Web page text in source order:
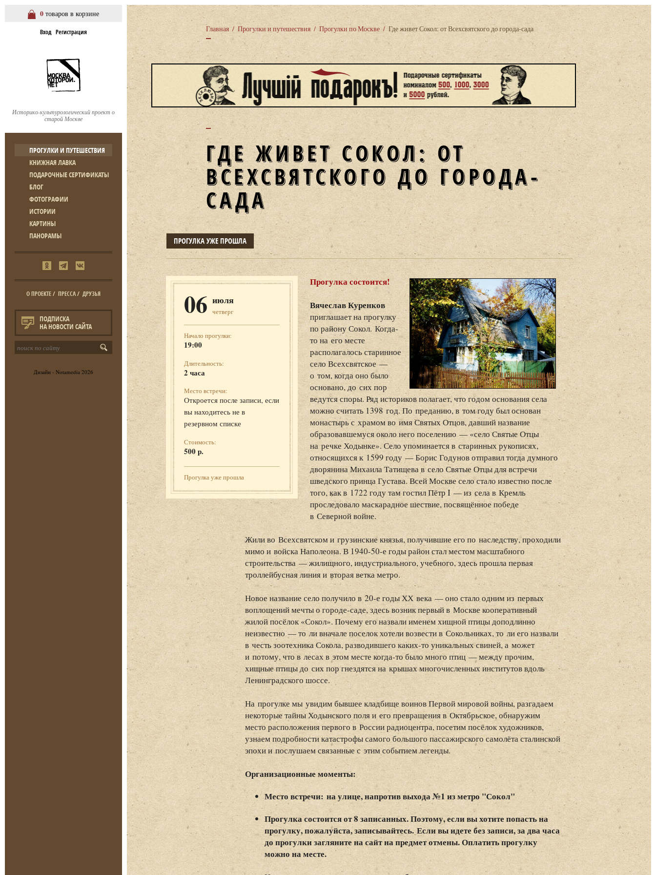
0 товаров в корзине
Вход Регистрация
Историко-культурологический проект о
старой Москве
ПРОГУЛКИ И ПУТЕШЕСТВИЯ
КНИЖНАЯ ЛАВКА
ПОДАРОЧНЫЕ СЕРТИФИКАТЫ
БЛОГ
ФОТОГРАФИИ
ИСТОРИИ
КАРТИНЫ
ПАНОРАМЫ
О ПРОЕКТЕ/ ПРЕССА/ ДРУЗЬЯ
ПОДПИСКА
НА НОВОСТИ САЙТА
Дизайн - Notamedia 2026
Главная / Прогулки и путешествия / Прогулки по Москве / Где живет Сокол: от Всехсвятского до города-сада
ГДЕ ЖИВЕТ СОКОЛ: ОТ
ВСЕХСВЯТСКОГО ДО ГОРОДА-
САДА
ПРОГУЛКА УЖЕ ПРОШЛА
06 июля
четверг
Начало прогулки:
19:00
Длительность:
2 часа
Место встречи:
Откроется после записи, если
вы находитесь не в
резервном списке
Стоимость:
500 р.
Прогулка уже прошла
Прогулка состоится!
Вячеслав Куренков
приглашает на прогулку
по району Сокол. Когда-
то на его месте
располагалось старинное
село Всехсвятское —
о том, когда оно было
основано, до сих пор
ведутся споры. Ряд историков полагает, что годом основания села
можно считать 1398 год. По преданию, в том году был основан
монастырь с храмом во имя Святых Отцов, давший название
образовавшемуся около него поселению — «село Святые Отцы
на речке Ходынке». Село упоминается в старинных рукописях,
относящихся к 1599 году — Борис Годунов отправил тогда думного
дворянина Михаила Татищева в село Святые Отцы для встречи
шведского принца Густава. Всей Москве село стало известно после
того, как в 1722 году там гостил Пётр I — из села в Кремль
проследовало маскарадное шествие, посвящённое победе
в Северной войне.
Жили во Всехсвятском и грузинские князья, получившие его по наследству, проходили
мимо и войска Наполеона. В 1940-50-е годы район стал местом масштабного
строительства — жилищного, индустриального, учебного, здесь прошла первая
троллейбусная линия и вторая ветка метро.
Новое название село получило в 20-е годы ХХ века — оно стало одним из первых
воплощений мечты о городе-саде, здесь возник первый в Москве кооперативный
жилой посёлок «Сокол». Почему его назвали именем хищной птицы доподлинно
неизвестно — то ли вначале поселок хотели возвести в Сокольниках, то ли его назвали
в честь зоотехника Сокола, разводившего каких-то уникальных свиней, а может
и потому, что в лесах в этом месте когда-то было много птиц — между прочим,
хищные птицы до сих пор гнездятся на крышах многочисленных институтов вдоль
Ленинградского шоссе.
На прогулке мы увидим бывшее кладбище воинов Первой мировой войны, разгадаем
некоторые тайны Ходынского поля и его превращения в Октябрьское, обнаружим
место расположения первого в России радиоцентра, посетим посёлок художников,
узнаем подробности катастрофы самого большого пассажирского самолёта сталинской
эпохи и послушаем связанные с этим событием легенды.
Организационные моменты:
Место встречи:на улице, напротив выхода №1 из метро "Сокол"
Прогулка состоится от 8 записанных. Поэтому, если вы хотите попасть на
прогулку, пожалуйста, записывайтесь.Если вы идете без записи, за два часа
до прогулки загляните на сайт на предмет отмены. Оплатить прогулку
можно на месте.